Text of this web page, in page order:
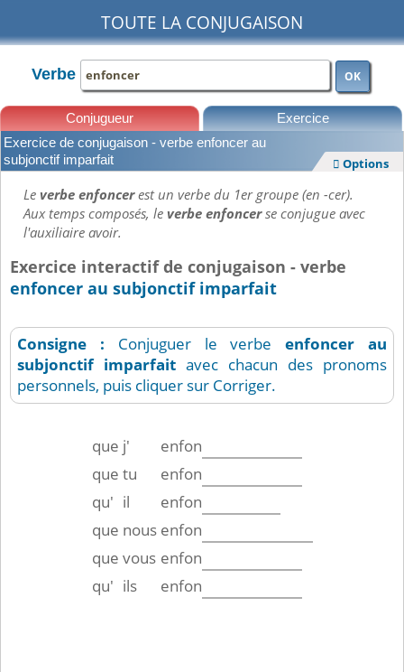
TOUTE LA CONJUGAISON
Verbe OK
Conjugueur Exercice
Leçons
Exercice de conjugaison - verbe enfoncer au
subjonctif imparfait
 Options
Leverbe enfoncerest un verbe du 1er groupe (en -cer).
Aux temps composés, leverbe enfoncerse conjugue avec
l'auxiliaire avoir.
Exercice interactif de conjugaison - verbe
enfoncer au subjonctif imparfait
Consigne : Conjuguer le verbeenfoncer
au
subjonctif imparfait avec chacun des pronoms
personnels, puis cliquer sur Corriger.
que j'
enfon
que tu
enfon
qu' il
enfon
que nous enfon
que vous enfon
qu' ils enfon